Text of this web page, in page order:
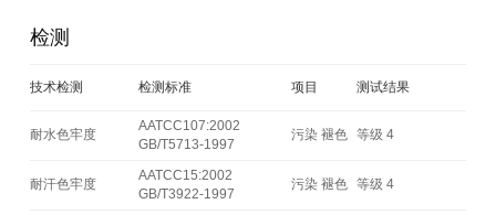
检测
技术检测 检测标准 项目 测试结果
耐水色牢度
AATCC107:2002
GB/T5713-1997
污染 褪色 等级 4
耐汗色牢度
AATCC15:2002
GB/T3922-1997
污染 褪色 等级 4